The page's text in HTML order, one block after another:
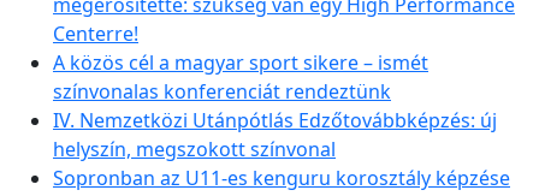
Centerre!
A közös cél a magyar sport sikere – ismét
színvonalas konferenciát rendeztünk
IV. Nemzetközi Utánpótlás Edzőtovábbképzés: új
helyszín, megszokott színvonal
Sopronban az U11-es kenguru korosztály képzése